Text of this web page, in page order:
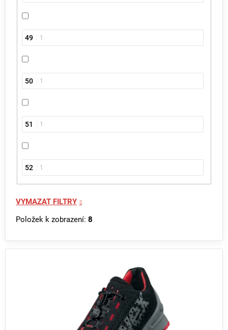
49 1
50 1
51 1
52 1
VYMAZAT FILTRY
Položek k zobrazení: 8